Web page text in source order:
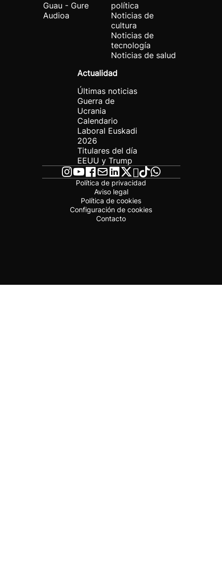
Guau - Gure
Audioa
política
Noticias de
cultura
Noticias de
tecnología
Noticias de salud
Actualidad
Últimas noticias
Guerra de
Ucrania
Calendario
Laboral Euskadi
2026
Titulares del día
EEUU y Trump
Política de privacidad
Aviso legal
Política de cookies
Configuración de cookies
Contacto